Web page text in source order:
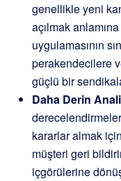
genellikle yeni
açılmak
uygulamasının
perakendecilere
güçlü bir
Daha Derin
kararlar almak
müşteri geri
içgörülerine